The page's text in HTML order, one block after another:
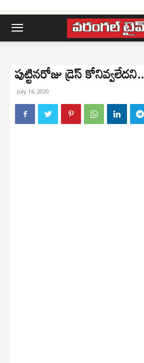
పుట్టినరోజు డ్రెస్ కోనివ్వలేదని..
July 16, 2020